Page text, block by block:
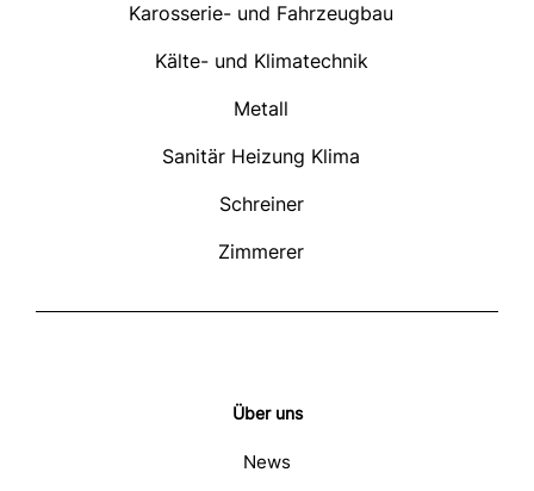
Karosserie- und Fahrzeugbau
Kälte- und Klimatechnik
Metall
Sanitär Heizung Klima
Schreiner
Zimmerer
Über uns
News